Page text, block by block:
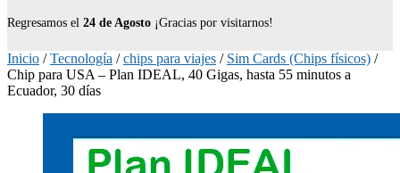
Regresamos el 24 de Agosto ¡Gracias por visitarnos!
Inicio /Tecnología /chips para viajes / Sim Cards (Chips físicos) /
Chip para USA – Plan IDEAL, 40 Gigas, hasta 55 minutos a
Ecuador, 30 días